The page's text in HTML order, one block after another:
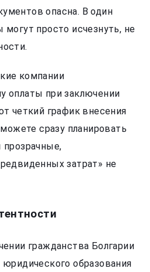
опасна. В один
просто исчезнуть, не
компании
оплаты при заключении
четкий график внесения
сразу планировать
затрат» не
гражданства Болгарии
образования